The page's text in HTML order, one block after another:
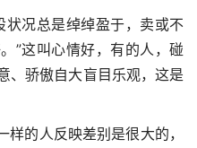
状况总是绰绰盈于，卖或不
”这叫心情好，有的人，碰
、骄傲自大盲目乐观，这是
的人反映差别是很大的，